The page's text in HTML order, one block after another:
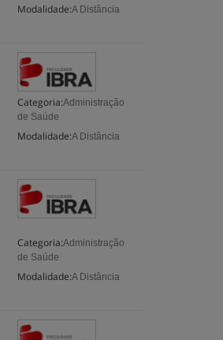
Modalidade:A Distância
Categoria:Administração
de Saúde
Modalidade:A Distância
Categoria:Administração
de Saúde
Modalidade:A Distância